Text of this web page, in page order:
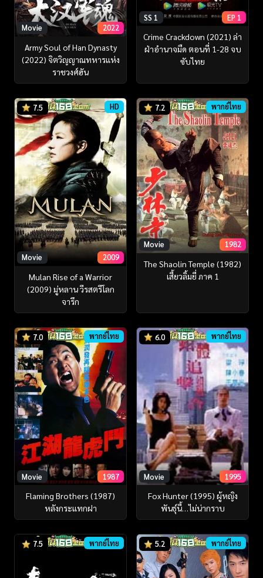
Movie 2022
Army Soul of Han Dynasty
(2022) จิตวิญญาณทหารแห่ง
ราชวงศ์ฮัน
SS 1 EP 1
Crime Crackdown (2021) ล่า
ฝ่าอำนาจมืด ตอนที่ 1-28 จบ
ซับไทย
7.5 HD
Movie 2009
Mulan Rise of a Warrior
(2009) มู่หลาน วีรสตรีโลก
จารึก
7.2 พากย์ไทย
Movie 1982
The Shaolin Temple (1982)
เสี้ยวลิ้มยี่ ภาค 1
7.0 พากย์ไทย
Movie 1987
Flaming Brothers (1987)
หลังกระแทกฝา
6.0 พากย์ไทย
Movie 1995
Fox Hunter (1995) ผู้หญิง
พันธุ์นี้…ไม่น่ากราบ
7.5 พากย์ไทย 5.2 พากย์ไทย